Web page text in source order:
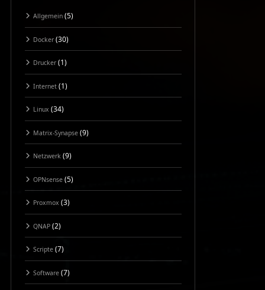
Allgemein(5)
Docker(30)
Drucker(1)
Internet(1)
Linux (34)
Matrix-Synapse(9)
Netzwerk(9)
OPNsense(5)
Proxmox (3)
QNAP(2)
Scripte(7)
Software(7)